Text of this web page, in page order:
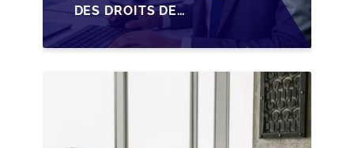
DES DROITS DE
SUCCESSION EN
WALLONIE SUR LA
TRANSMISSION